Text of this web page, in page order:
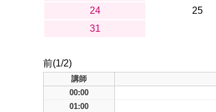
24
25
31
前(1/2)
講師
00:00
01:00